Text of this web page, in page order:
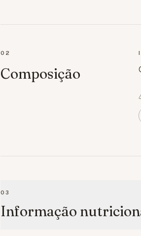
02
Composição
03
Informação